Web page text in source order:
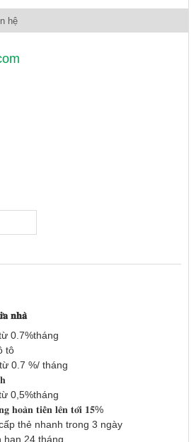
hệ
𝐧𝐡𝐚̀
0.7%tháng
tô
0.7 %/ tháng
0,5%tháng
𝐡𝐨𝐚̀𝐧 𝐭𝐢𝐞̂̀𝐧 𝐥𝐞̂𝐧 𝐭𝐨̛́𝐢 𝟏𝟓%
thẻ nhanh trong 3 ngày
hạn 24 tháng